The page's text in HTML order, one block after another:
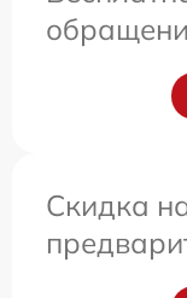
Скидка